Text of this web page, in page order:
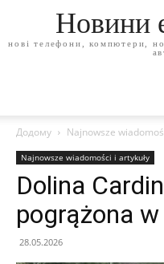
Новини
нові телефони, компютери,
Додому Najnowsze
Najnowsze wiadomości i artykuły
Dolina
pogrążona
28.05.2026